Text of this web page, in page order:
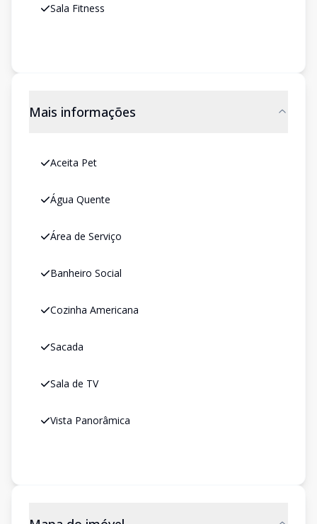
Sala Fitness
Mais informações
Aceita Pet
Água Quente
Área de Serviço
Banheiro Social
Cozinha Americana
Sacada
Sala de TV
Vista Panorâmica